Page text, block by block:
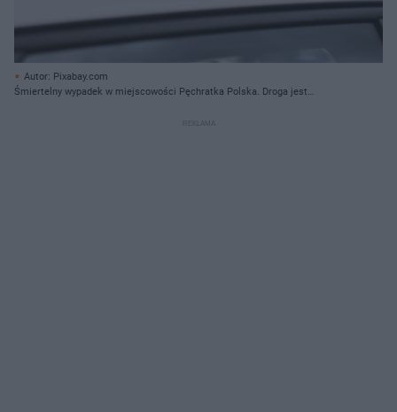
Autor: Pixabay.com
Śmiertelny wypadek w miejscowości Pęchratka Polska. Droga jest